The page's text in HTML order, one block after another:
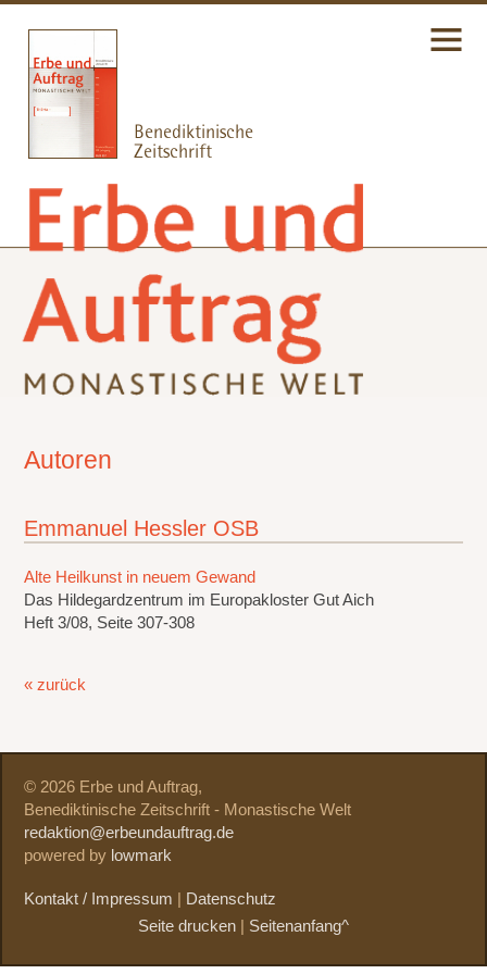
Autoren
Emmanuel Hessler OSB
Alte Heilkunst in neuem Gewand
Das Hildegardzentrum im Europakloster Gut Aich
Heft 3/08, Seite 307-308
« zurück
© 2026 Erbe und Auftrag,
Benediktinische Zeitschrift - Monastische Welt
redaktion@erbeundauftrag.de
powered by lowmark
Kontakt / Impressum
Datenschutz
Seite drucken
Seitenanfang^